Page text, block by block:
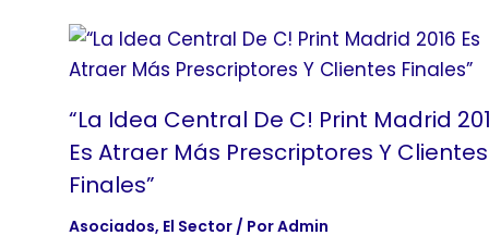
“La Idea Central De C! Print Madrid
Es Atraer Más Prescriptores Y Clientes
Finales”
Asociados, El Sector/ PorAdmin